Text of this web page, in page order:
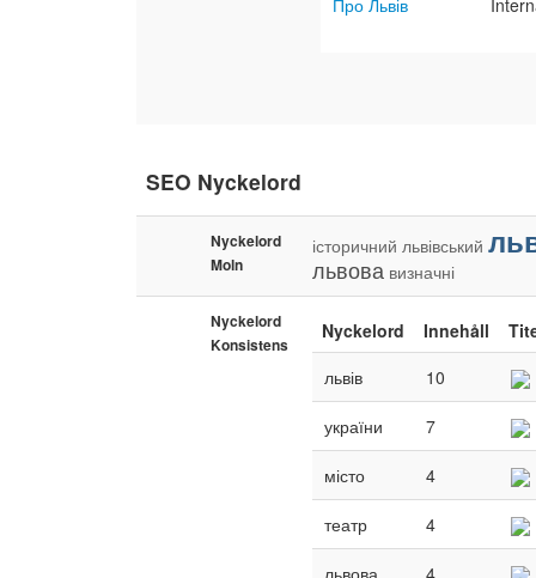
Про Львів
SEO Nyckelord
Nyckelord
Moln
історичний львівський
львова визначні
Nyckelord
Konsistens
Nyckelord Innehåll
львів
10
україни 7
місто 4
театр 4
львова 4